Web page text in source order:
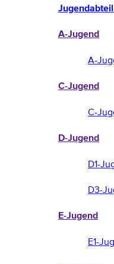
A-Jugend
A-
C-Jugend
C-
D-Jugend
D1-
D3-
E-Jugend
E1-